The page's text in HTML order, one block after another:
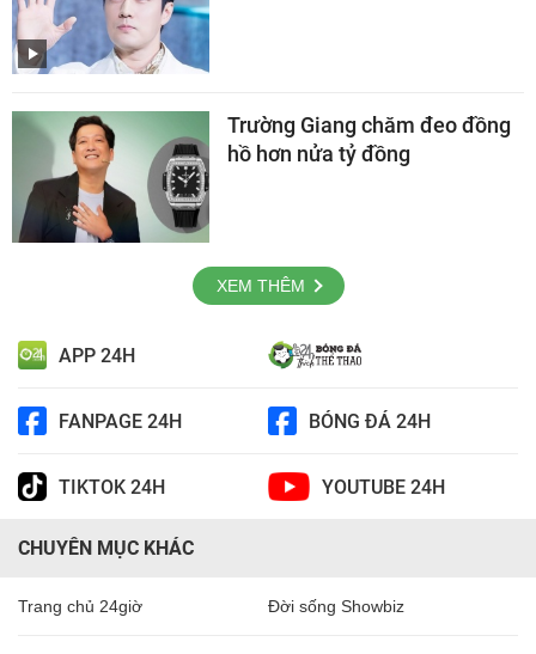
Trường Giang chăm đeo đồng
hồ hơn nửa tỷ đồng
XEM THÊM
APP 24H
FANPAGE 24H BÓNG ĐÁ 24H
TIKTOK 24H YOUTUBE 24H
CHUYÊN MỤC KHÁC
Trang chủ 24giờ Đời sống Showbiz